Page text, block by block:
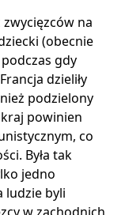
na
(obecnie
gdy
dzieliły
podzielony
powinien
co
Była tak
jedno
ludzie byli